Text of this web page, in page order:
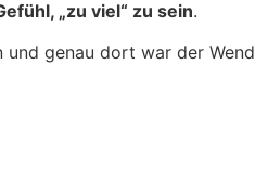
„zu viel“ zu sein.
genau dort war der